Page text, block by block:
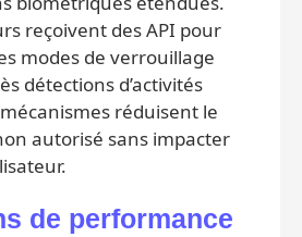
reçoivent des API pour
modes de verrouillage
détections d’activités
réduisent le
autorisé sans impacter
de performance